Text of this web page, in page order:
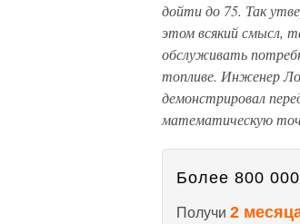
дойти до 75. Так
этом всякий смысл,
обслуживать
топливе. Инженер
демонстрировал
математическую
Более 800 000
Получи 2